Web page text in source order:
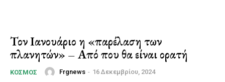
Τον Ιανουάριο η «παρέλαση των
πλανητών» – Από που θα είναι ορατή
ΚΌΣΜΟΣ Frgnews - 16 Δεκεμβρίου, 2024